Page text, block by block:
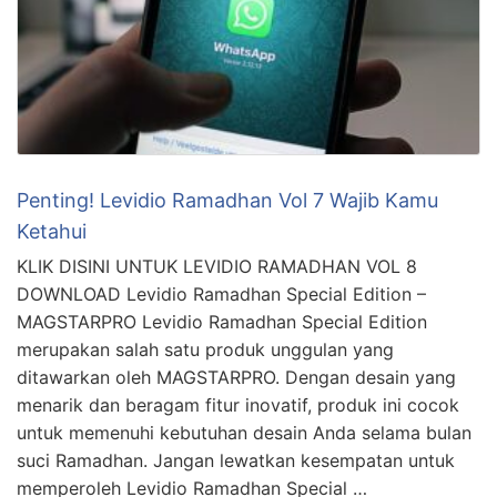
Penting! Levidio Ramadhan Vol 7 Wajib Kamu
Ketahui
KLIK DISINI UNTUK LEVIDIO RAMADHAN VOL 8
DOWNLOAD Levidio Ramadhan Special Edition –
MAGSTARPRO Levidio Ramadhan Special Edition
merupakan salah satu produk unggulan yang
ditawarkan oleh MAGSTARPRO. Dengan desain yang
menarik dan beragam fitur inovatif, produk ini cocok
untuk memenuhi kebutuhan desain Anda selama bulan
suci Ramadhan. Jangan lewatkan kesempatan untuk
memperoleh Levidio Ramadhan Special …